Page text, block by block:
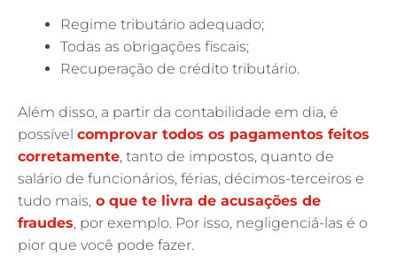
Regime tributário adequado;
Todas as obrigações fiscais;
Recuperação de crédito tributário.
Além disso, a partir da contabilidade em dia, é
possível comprovar todos os pagamentos feitos
corretamente, tanto de impostos, quanto de
salário de funcionários, férias, décimos-terceiros e
tudo mais, o que te livra de acusações de
fraudes, por exemplo. Por isso, negligenciá-las é o
pior que você pode fazer.